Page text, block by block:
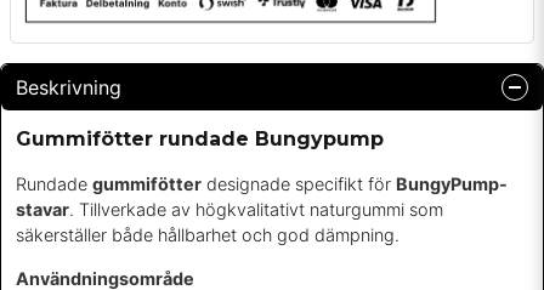
Beskrivning
Gummifötter rundade Bungypump
Rundade gummifötter designade specifikt för BungyPump-
stavar. Tillverkade av högkvalitativt naturgummi som
säkerställer både hållbarhet och god dämpning.
Användningsområde